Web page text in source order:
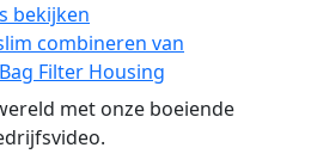
bekijken
combineren van
Filter Housing
met onze boeiende